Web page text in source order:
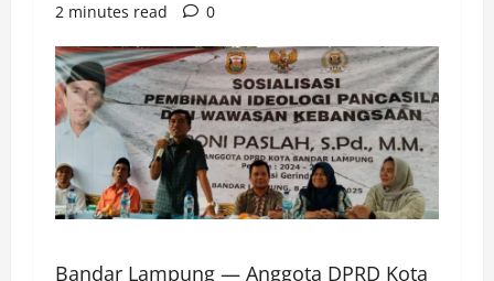
2 minutes read
0
Bandar Lampung — Anggota DPRD Kota